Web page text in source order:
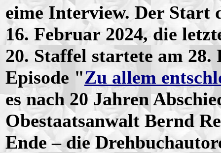
eime Interview. Der Start
16. Februar 2024, die
20. Staffel startete am
Episode "Zu allem
es nach 20 Jahren
Obestaatsanwalt Bernd
Ende – die